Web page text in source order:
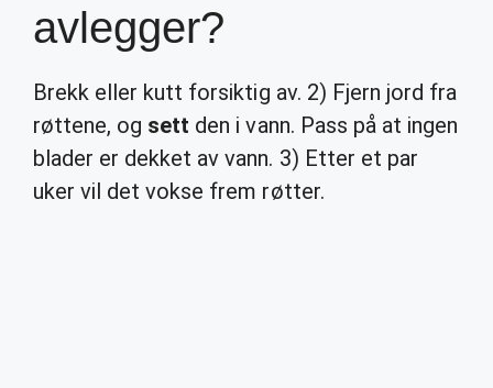
avlegger?
Brekk eller kutt forsiktig av. 2) Fjern jord fra
røttene, og sett den i vann. Pass på at ingen
blader er dekket av vann. 3) Etter et par
uker vil det vokse frem røtter.